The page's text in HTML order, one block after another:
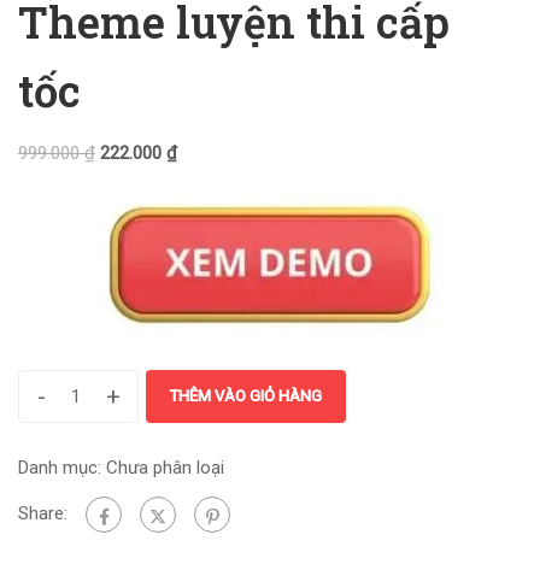
Theme luyện thi cấp
tốc
999.000₫ 222.000 ₫
- + THÊM VÀO GIỎ HÀNG
Danh mục: Chưa phân loại
Share: